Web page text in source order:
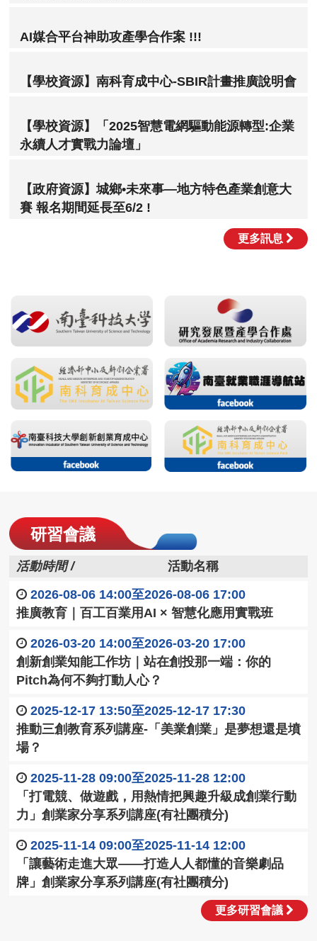
AI媒合平台神助攻產學合作案 !!!
【學校資源】南科育成中心-SBIR計畫推廣說明會
【學校資源】「2025智慧電網驅動能源轉型:企業
永續人才實戰力論壇」
【政府資源】城鄉•未來事—地方特色產業創意大
賽 報名期間延長至6/2 !
更多訊息
研習會議
活動時間 /
活動名稱
2026-08-06 14:00至2026-08-06 17:00
推廣教育｜百工百業用AI × 智慧化應用實戰班
2026-03-20 14:00至2026-03-20 17:00
創新創業知能工作坊｜站在創投那一端： 你的
Pitch為何不夠打動人心？
2025-12-17 13:50至2025-12-17 17:30
推動三創教育系列講座-「美業創業」是夢想還是墳
場？
2025-11-28 09:00至2025-11-28 12:00
「打電競、做遊戲，用熱情把興趣升級成創業行動
力」創業家分享系列講座(有社團積分)
2025-11-14 09:00至2025-11-14 12:00
「讓藝術走進大眾——打造人人都懂的音樂劇品
牌」創業家分享系列講座(有社團積分)
更多研習會議